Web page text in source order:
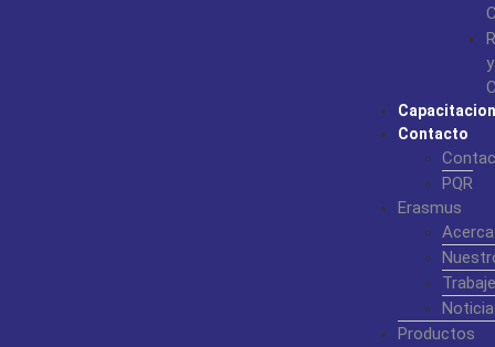
y
Contacto
PQR
Erasmus
Productos